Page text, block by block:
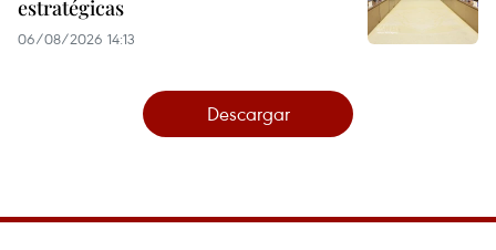
estratégicas
06/08/2026 14:13
Descargar